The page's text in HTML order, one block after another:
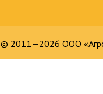
© 2011—2026 ООО